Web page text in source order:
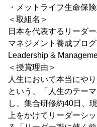
・メットライフ生命保
＜取組名＞
日本を代表するリーダ
マネジメント養成プロ
Leadership &
＜授賞理由＞
人生において本当にや
という、「人生のテー
し、集合研修約40日、
上をかけてリーダーシ